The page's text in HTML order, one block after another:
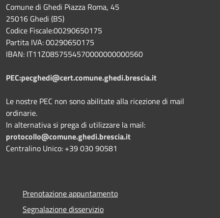
Comune di Ghedi Piazza Roma, 45
25016 Ghedi (BS)
Codice Fiscale:00290650175
Partita IVA: 00290650175
IBAN: IT11Z0857554570000000000560
PEC:pecghedi@cert.comune.ghedi.brescia.it
Le nostre PEC non sono abilitate alla ricezione di mail
ordinarie.
In alternativa si prega di utilizzare la mail:
protocollo@comune.ghedi.brescia.it
Centralino Unico: +39 030 90581
Prenotazione appuntamento
Segnalazione disservizio